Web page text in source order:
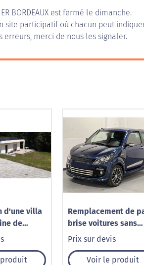
BORDEAUX est fermé le dimanche.
site participatif où chacun peut
erreurs, merci de nous les signaler.
d'une villa
de
Alsace à
Remplacement de
brise voitures sans
permis à Caudry –
Prix sur devis
Voir le produit